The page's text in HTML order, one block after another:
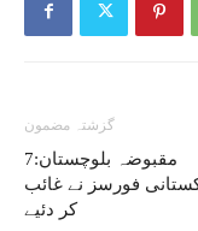
گزشتہ مضمون
مقبوضہ بلوچستان:7
فورسز نے غائب
کر دئیے